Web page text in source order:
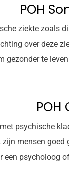
POH
ziekte zoals
over deze
gezonder te
POH
psychische
mensen
een psycholoog